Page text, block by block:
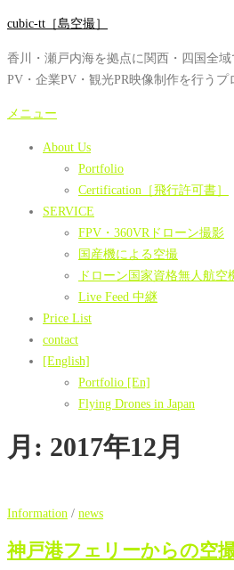
コ
テ
ン
ツ
cubic-tt［島空撮］
香川・瀬戸内海を拠点に関西・四国全
PV・企業PV・観光PR映像制作を行うプ
メニュー
About Us
Portfolio
Certification［飛行許可書］
SERVICE
FPV・360VRドローン撮影
国産機による空撮
ドローン国家資格無人航
Live Feed 中継
Price List
contact
[English]
Portfolio [En]
Flying Drones in Japan
月: 2017年12月
Information / news
神戸港フェリーからの空